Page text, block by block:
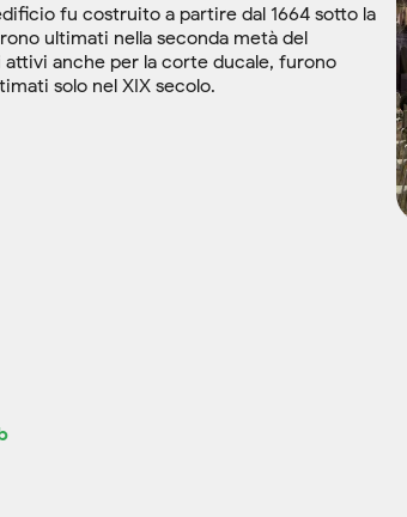
fu costruito a partire dal 1664 sotto la
ultimati nella seconda metà del
anche per la corte ducale, furono
solo nel XIX secolo.